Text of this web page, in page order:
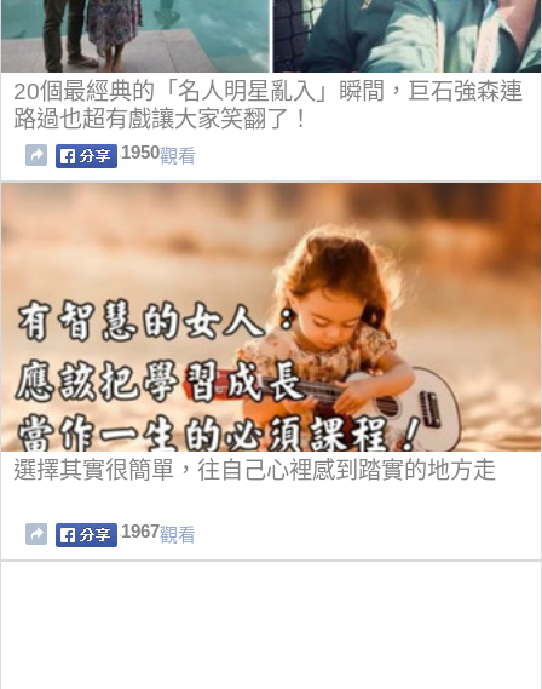
20個最經典的「名人明星亂入」瞬間，巨石強森連
路過也超有戲讓大家笑翻了！
1950觀看
選擇其實很簡單，往自己心裡感到踏實的地方走
1967觀看